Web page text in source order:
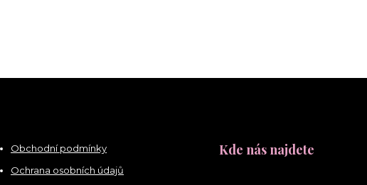
Obchodní podmínky
Ochrana osobních údajů
Kde nás najdete